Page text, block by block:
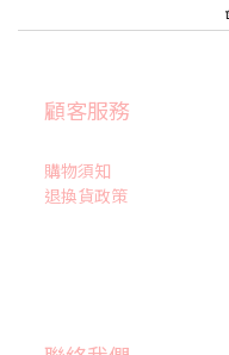
顧客服務
購物須知
退換貨政策